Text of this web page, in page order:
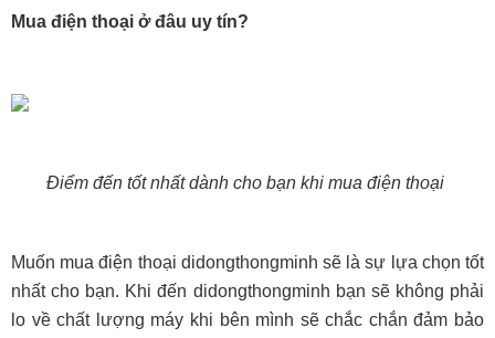
Mua điện thoại ở đâu uy tín?
Điểm đến tốt nhất dành cho bạn khi mua điện thoại
Muốn mua điện thoại didongthongminh sẽ là sự lựa chọn tốt
nhất cho bạn. Khi đến didongthongminh bạn sẽ không phải
lo về chất lượng máy khi bên mình sẽ chắc chắn đảm bảo